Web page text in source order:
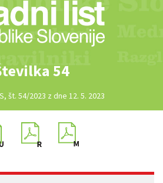
54
št. 54/2023 z dne 12. 5. 2023